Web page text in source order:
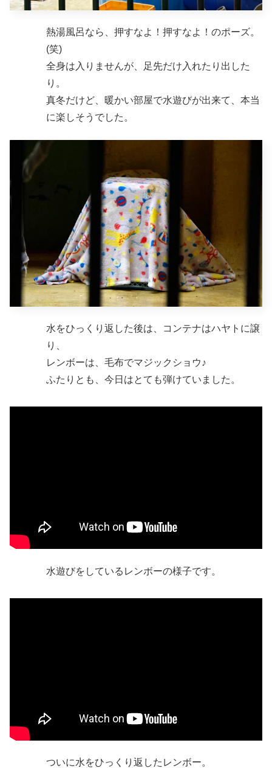
熱湯風呂なら、押すなよ！押すなよ！のポーズ。
(笑)
全身は入りませんが、足先だけ入れたり出した
り。
真冬だけど、暖かい部屋で水遊びが出来て、本当
に楽しそうでした。
水をひっくり返した後は、コンテナはハヤトに譲
り、
レンボーは、毛布でマジックショウ♪
ふたりとも、今日はとても弾けていました。
水遊びをしているレンボーの様子です。
ついに水をひっくり返したレンボー。